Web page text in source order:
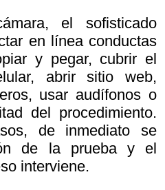
el sofisticado
en línea conductas
y pegar, cubrir el
abrir sitio web,
usar audífonos o
del procedimiento.
de inmediato se
de la prueba y el
interviene.